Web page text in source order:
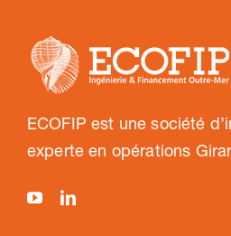
ECOFIP est une société
experte en opérations